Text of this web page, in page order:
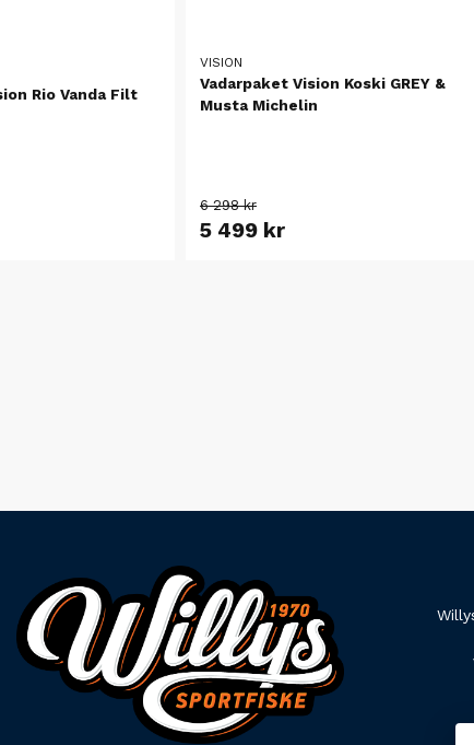
Rio Vanda Filt
VISION
Vadarpaket Vision Koski GREY &
Musta Michelin
6 298 kr
5 499 kr